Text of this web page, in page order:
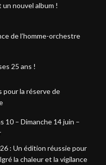
nouvel album !
de l’homme-orchestre
25 ans !
pour la réserve de
10 – Dimanche 14 juin –
: Un édition réussie pour
la chaleur et la vigilance